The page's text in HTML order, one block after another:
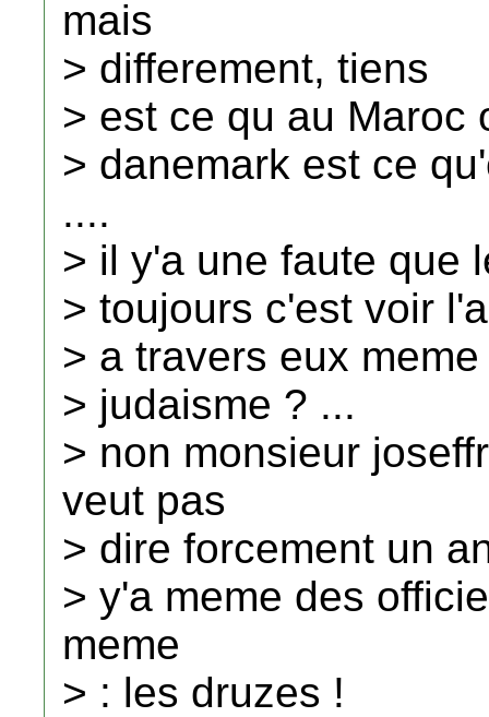
mais
> differement, tiens
> est ce qu au Maroc
> danemark est ce
....
> il y'a une faute que
> toujours c'est voir
> a travers eux
> judaisme ? ...
> non monsieur
veut pas
> dire forcement un
> y'a meme des
meme
> : les druzes !